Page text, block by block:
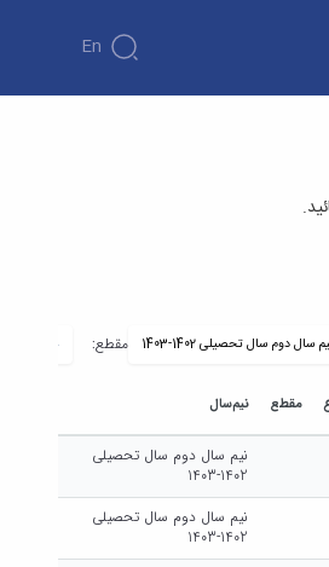
En
مقطع:
مقطع نیم‌سال
نیم سال دوم سال تحصیلی
1402-1403
نیم سال دوم سال تحصیلی
1402-1403